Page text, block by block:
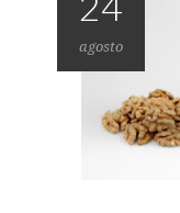
agosto